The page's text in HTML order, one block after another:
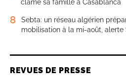
clame sa famille à Casablanca
8
Sebta: un réseau algérien
mobilisation à la mi-août, alerte
REVUES DE PRESSE